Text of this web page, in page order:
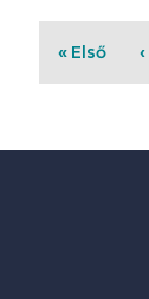
Első